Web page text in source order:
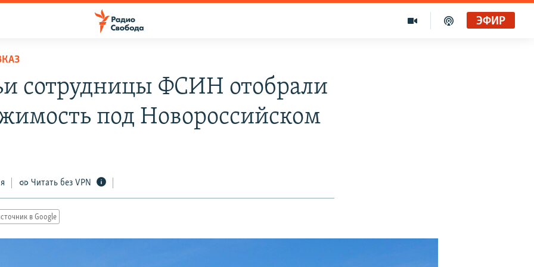
ЭФИР
сотрудницы ФСИН отобрали
под Новороссийском
Читать без VPN
в Google